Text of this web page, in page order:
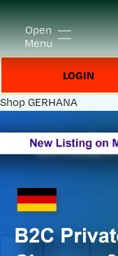
Open
Menu
LOGIN
Shop GERHANA